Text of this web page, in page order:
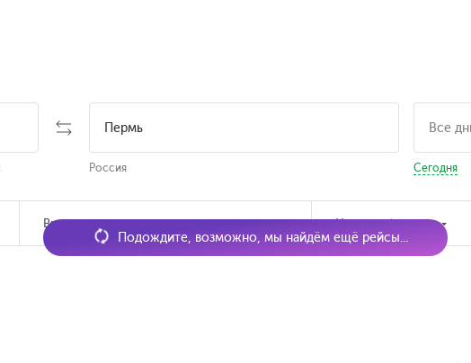
Россия Сегодня
Время отправления Наличие билетов
Подождите, возможно, мы найдём ещё рейсы...